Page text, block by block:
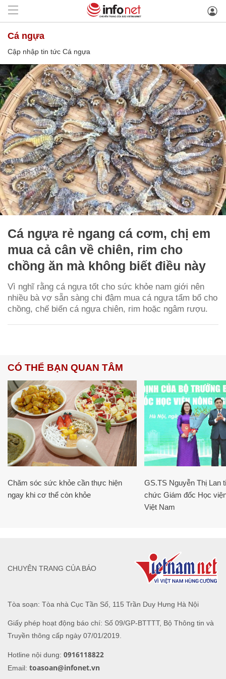
Cá ngựa
Cập nhập tin tức Cá ngựa
Cá ngựa rẻ ngang cá cơm, chị em
mua cả cân về chiên, rim cho
chồng ăn mà không biết điều này
Vì nghĩ rằng cá ngựa tốt cho sức khỏe nam giới nên
nhiều bà vợ sẵn sàng chi đậm mua cá ngựa tẩm bổ cho
chồng, chế biến cá ngựa chiên, rim hoặc ngâm rượu.
CÓ THỂ BẠN QUAN TÂM
Chăm sóc sức khỏe cần thực hiện
ngay khi cơ thể còn khỏe
GS.TS Nguyễn Thị Lan
chức Giám đốc Học
Việt Nam
Tòa soạn: Tòa nhà Cục Tần Số, 115 Trần Duy Hưng Hà Nội
Giấy phép hoạt động báo chí: Số 09/GP-BTTTT, Bộ Thông tin và
Truyền thông cấp ngày 07/01/2019.
Hotline nội dung: 0916118822
Email: toasoan@infonet.vn
CHUYÊN TRANG CỦA BÁO